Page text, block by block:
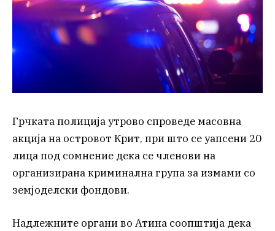
Грчката полиција утрово спроведе масовна
акција на островот Крит, при што се уапсени 20
лица под сомнение дека се членови на
организирана криминална група за измами со
земјоделски фондови.
Надлежните органи во Атина соопштија дека